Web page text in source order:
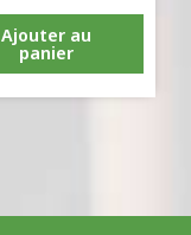
Ajouter au
panier